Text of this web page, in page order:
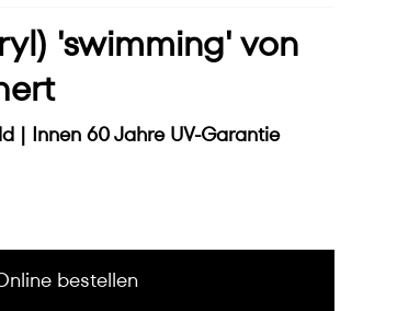
'swimming' von
| Innen 60 Jahre UV-Garantie
bestellen